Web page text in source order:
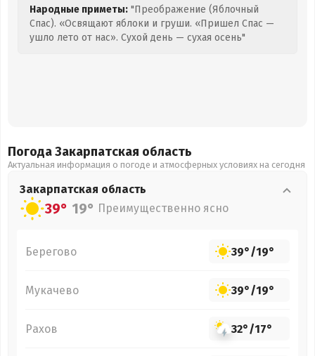
Народные приметы: "Преображение (Яблочный
Спас). «Освящают яблоки и груши. «Пришел Спас —
ушло лето от нас». Сухой день — сухая осень"
Погода Закарпатская область
Актуальная информация о погоде и атмосферных условиях на сегодня
Закарпатская область
39° 19° Преимущественно ясно
Берегово 39°/19°
Мукачево 39°/19°
Рахов 32°/17°